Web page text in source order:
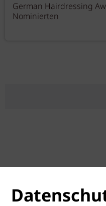
German Hairdressing
Nominierten